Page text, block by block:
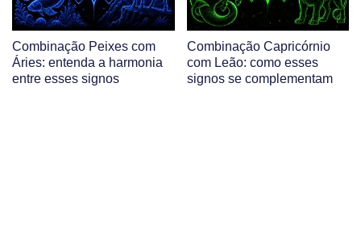
Combinação Peixes com
Áries: entenda a harmonia
entre esses signos
Combinação Capricórnio
com Leão: como esses
signos se complementam